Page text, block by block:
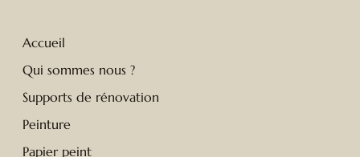
Accueil
Qui sommes nous ?
Supports de rénovation
Peinture
Papier peint